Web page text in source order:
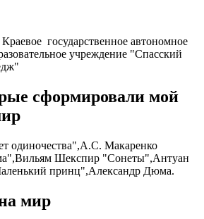
государственное автономное
учреждение "Спасский
сформировали мой
одиночества",А.С. Макаренко
Шекспир "Сонеты",Антуан
принц",Александр Дюма.
мир